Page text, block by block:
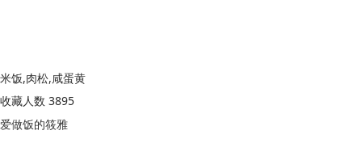
米饭,肉松,咸蛋黄
收藏人数 3895
爱做饭的筱雅